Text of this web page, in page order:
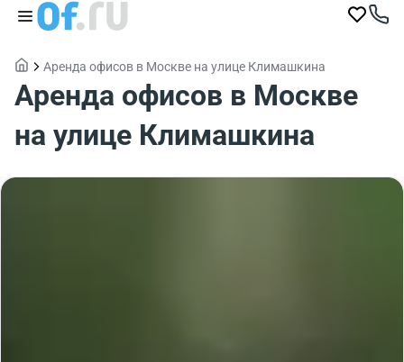
Аренда офисов в Москве на улице Климашкина
Аренда офисов в Москве
на улице Климашкина